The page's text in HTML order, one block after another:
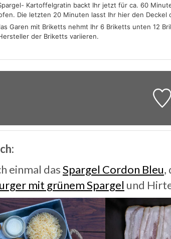
Kartoffelgratin backt Ihr jetzt für ca. 60
Die letzten 20 Minuten lasst Ihr hier den Deckel
Garen mit Briketts nehmt Ihr 6 Briketts unten 12
der Briketts variieren.
einmal dasSpargel Cordon Bleu,
mit grünem Spargel und